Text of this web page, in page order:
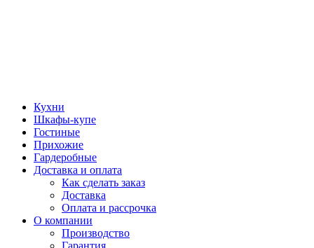
Кухни
Шкафы-купе
Гостиные
Прихожие
Гардеробные
Доставка и оплата
Как сделать заказ
Доставка
Оплата и рассрочка
О компании
Производство
Гарантия